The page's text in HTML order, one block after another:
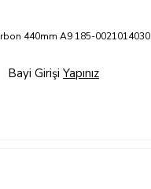
440mm A9 185-0021014030
Bayi Girişi Yapınız